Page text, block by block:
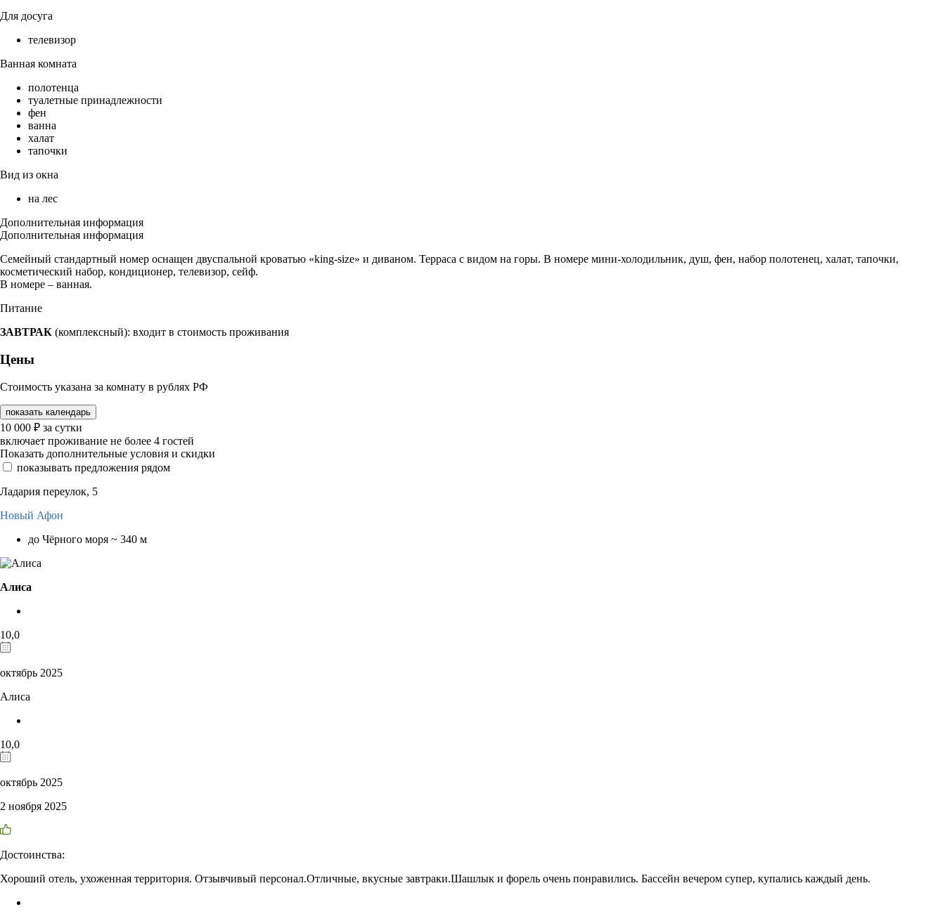
Для досуга
телевизор
Ванная комната
полотенца
туалетные принадлежности
фен
ванна
халат
тапочки
Вид из окна
на лес
Дополнительная информация
Дополнительная информация
Семейный стандартный номер оснащен двуспальной кроватью «king-size» и диваном. Терраса с видом на горы. В номере мини-холодильник, душ, фен, набор полотенец, халат, тапочки,
косметический набор, кондиционер, телевизор, сейф.
В номере – ванная.
Питание
ЗАВТРАК (комплексный): входит в стоимость проживания
Цены
Стоимость указана за комнату в рублях РФ
показать календарь
10 000 ₽ за сутки
включает проживание не более 4 гостей
Показать дополнительные условия и скидки
показывать предложения рядом
Ладария переулок, 5
Новый Афон
до Чёрного моря ~ 340 м
Алиса
10,0
октябрь 2025
Алиса
10,0
октябрь 2025
2 ноября 2025
Достоинства:
Хороший отель, ухоженная территория. Отзывчивый персонал.Отличные, вкусные завтраки.Шашлык и форель очень понравились. Бассейн вечером супер, купались каждый день.